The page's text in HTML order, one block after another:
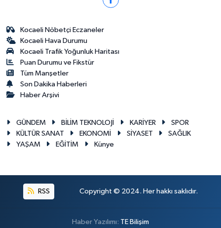
Kocaeli Nöbetçi Eczaneler
Kocaeli Hava Durumu
Kocaeli Trafik Yoğunluk Haritası
Puan Durumu ve Fikstür
Tüm Manşetler
Son Dakika Haberleri
Haber Arşivi
GÜNDEM BİLİM TEKNOLOJİ KARİYER
SPOR
KÜLTÜR SANAT
EKONOMİ SİYASET
SAĞLIK
YAŞAM
EĞİTİM Künye
RSS Copyright © 2024. Her hakkı saklıdır.
Haber Yazılımı: TE Bilişim